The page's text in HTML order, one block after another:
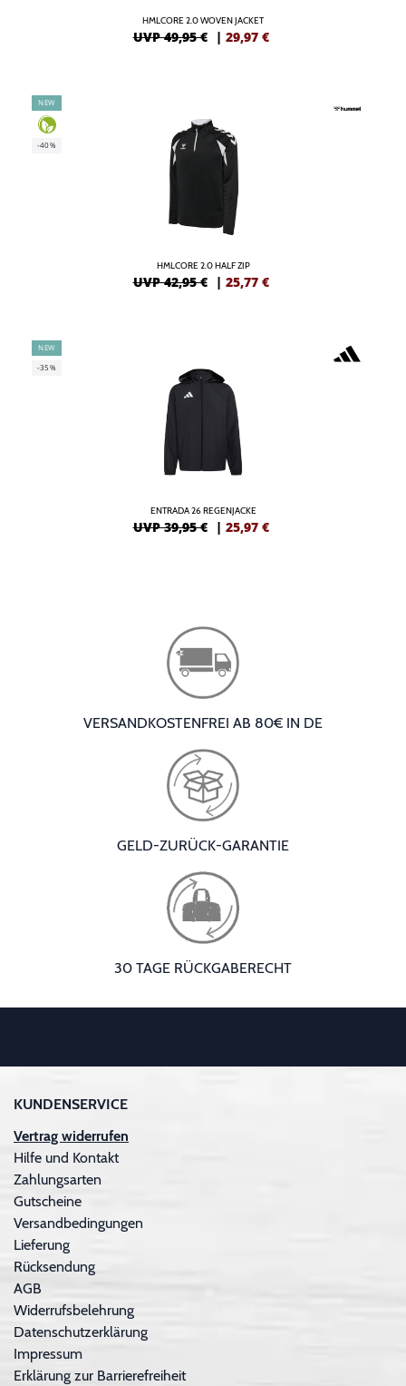
HMLCORE 2.0 WOVEN JACKET
UVP 49,95 € | 29,97 €
NEW
-40%
HMLCORE 2.0 HALF ZIP
UVP 42,95 € | 25,77 €
NEW
-35%
ENTRADA 26 REGENJACKE
UVP 39,95 € | 25,97 €
VERSANDKOSTENFREI AB 80€ IN DE
GELD-ZURÜCK-GARANTIE
30 TAGE RÜCKGABERECHT
KUNDENSERVICE
Vertrag widerrufen
Hilfe und Kontakt
Zahlungsarten
Gutscheine
Versandbedingungen
Lieferung
Rücksendung
AGB
Widerrufsbelehrung
Datenschutzerklärung
Impressum
Erklärung zur Barrierefreiheit